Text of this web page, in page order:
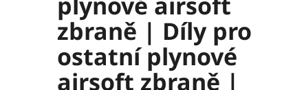
zbraně | Díly pro
ostatní plynové
airsoft zbraně |